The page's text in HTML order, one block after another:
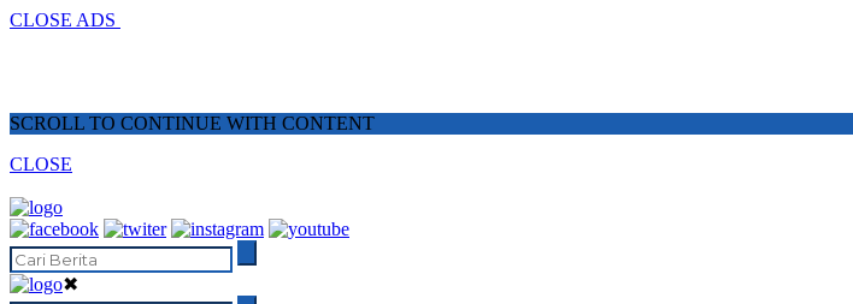
CLOSE ADS
SCROLL TO CONTINUE WITH CONTENT
CLOSE
✖